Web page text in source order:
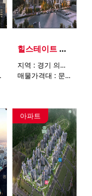
힐스테이트 회룡역파크뷰
지역 : 경기 의정부시 호원동 281-21
매물가격대 : 문의요망
아파트